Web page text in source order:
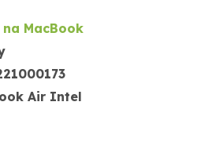
MacBook
Air Intel